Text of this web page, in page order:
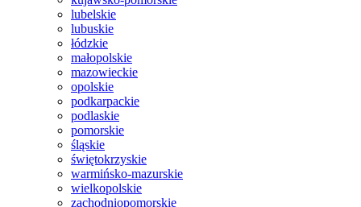
lubelskie
lubuskie
łódzkie
małopolskie
mazowieckie
opolskie
podkarpackie
podlaskie
pomorskie
śląskie
świętokrzyskie
warmińsko-mazurskie
wielkopolskie
zachodniopomorskie